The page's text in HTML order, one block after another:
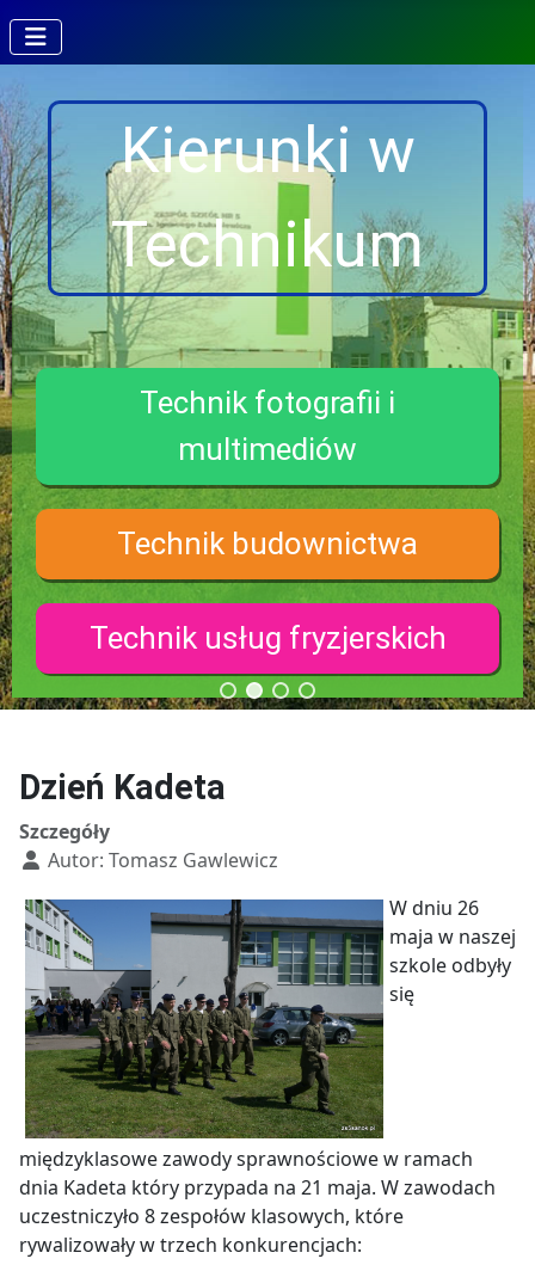
Kierunki w
Technikum
Technik fotografii i
multimediów
Technik budownictwa
Technik usług fryzjerskich
Dzień Kadeta
Szczegóły
Autor: Tomasz Gawlewicz
W dniu 26
maja w naszej
szkole odbyły
się
międzyklasowe zawody sprawnościowe w ramach
dnia Kadeta który przypada na 21 maja. W zawodach
uczestniczyło 8 zespołów klasowych, które
rywalizowały w trzech konkurencjach: